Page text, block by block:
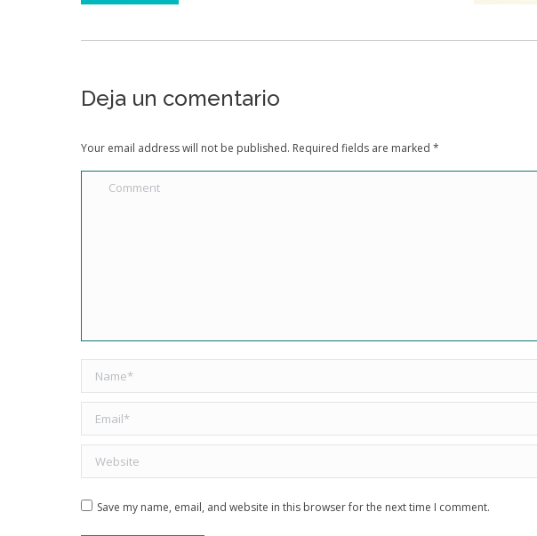
Deja un comentario
Your email address will not be published. Required fields are marked *
Comment
Name *
Email *
Website
Save my name, email, and website in this browser for the next time I comment.